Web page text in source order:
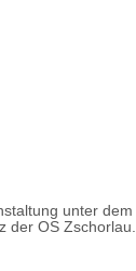
unter dem
der OS Zschorlau.